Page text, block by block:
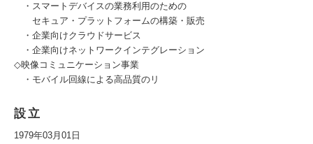
・スマートデバイスの業務利用のための
セキュア・プラットフォームの構築・販売
・企業向けクラウドサービス
・企業向けネットワークインテグレーション
◇映像コミュニケーション事業
・モバイル回線による高品質のリ
設立
1979年03月01日